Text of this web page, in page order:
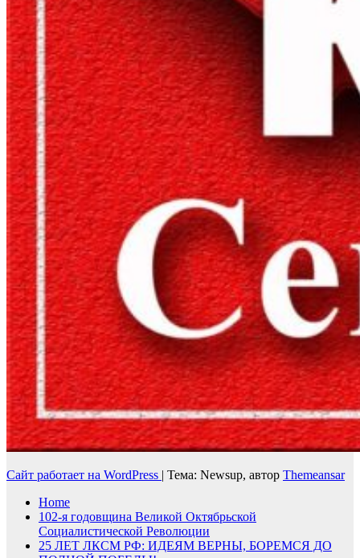
Сайт работает на WordPress | Тема: Newsup, автор Themeansar
Home
102-я годовщина Великой Октябрьской
Социалистической Революции
25 ЛЕТ ЛКСМ РФ: ИДЕЯМ ВЕРНЫ, БОРЕМСЯ ДО